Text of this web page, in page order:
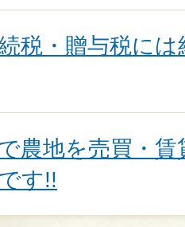
税・贈与税に
農地を売買・
す!!